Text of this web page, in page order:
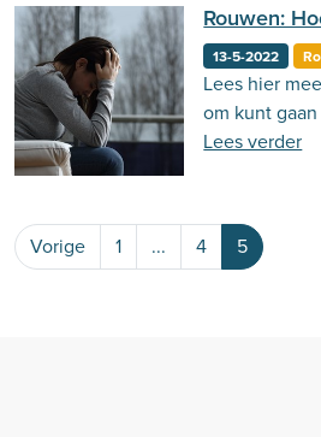
Rouwen:
13-5-2022
Lees hier
om kunt
Lees verder
Vorige 1 ... 4 5